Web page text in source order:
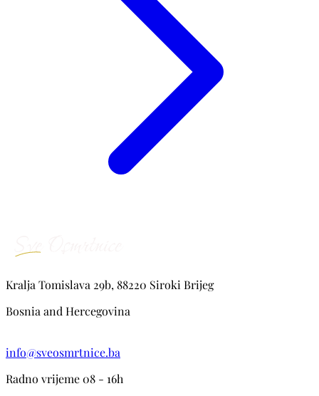
Kralja Tomislava 29b, 88220 Siroki Brijeg
Bosnia and Hercegovina
info@sveosmrtnice.ba
Radno vrijeme 08 - 16h